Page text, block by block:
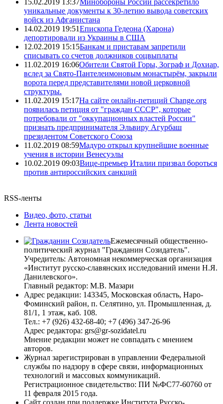
уникальные документы к 30-летию вывода советских
войск из Афганистана
14.02.2019 19:51Епископа Гедеона (Харона)
депортировали из Украины в США
12.02.2019 15:15Банкам и приставам запретили
списывать со счетов должников соцвыплаты
11.02.2019 16:06Обители Святой Горы, Зограф и Дохиар,
вслед за Свято-Пантелеимоновым монастырём, закрыли
ворота перед представителями новой церковной
структуры.
11.02.2019 15:17На сайте онлайн-петиций Change.org
появилась петиция от "граждан СССР", которые
потребовали от "оккупационных властей России"
признать предпринимателя Эльвиру Агурбаш
президентом Советского Союза
11.02.2019 08:59Мадуро открыл крупнейшие военные
учения в истории Венесуэлы
10.02.2019 09:03Вице-премьер Италии призвал бороться
против антироссийских санкций
RSS-ленты
Видео, фото, статьи
Лента новостей
Ежемесячный общественно-
политический журнал "Гражданин Созидатель".
Учредитель: Автономная некоммерческая организация
«Институт русско-славянских исследований имени Н.Я.
Данилевского».
Главный редактор: М.В. Мазари
Адрес редакции: 143345, Московская область, Наро-
Фоминский район, п. Селятино, ул. Промышленная, д.
81/1, 1 этаж, каб. 108.
Тел.: +7 (926) 432-68-40; +7 (496) 347-26-96
Адрес редактора: grs@gr-sozidatel.ru
Мнение редакции может не совпадать с мнением
авторов.
Журнал зарегистрирован в управлении Федеральной
службы по надзору в сфере связи, информационных
технологий и массовых коммуникаций.
Регистрационное свидетельство: ПИ №ФС77-60760 от
11 февраля 2015 года.
Сайт создан при поддержке Института Русско-